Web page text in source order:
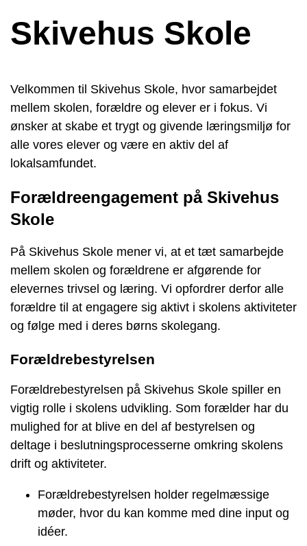
Skivehus Skole
Velkommen til Skivehus Skole, hvor samarbejdet
mellem skolen, forældre og elever er i fokus. Vi
ønsker at skabe et trygt og givende læringsmiljø for
alle vores elever og være en aktiv del af
lokalsamfundet.
Forældreengagement på Skivehus
Skole
På Skivehus Skole mener vi, at et tæt samarbejde
mellem skolen og forældrene er afgørende for
elevernes trivsel og læring. Vi opfordrer derfor alle
forældre til at engagere sig aktivt i skolens aktiviteter
og følge med i deres børns skolegang.
Forældrebestyrelsen
Forældrebestyrelsen på Skivehus Skole spiller en
vigtig rolle i skolens udvikling. Som forælder har du
mulighed for at blive en del af bestyrelsen og
deltage i beslutningsprocesserne omkring skolens
drift og aktiviteter.
Forældrebestyrelsen holder regelmæssige
møder, hvor du kan komme med dine input og
idéer.